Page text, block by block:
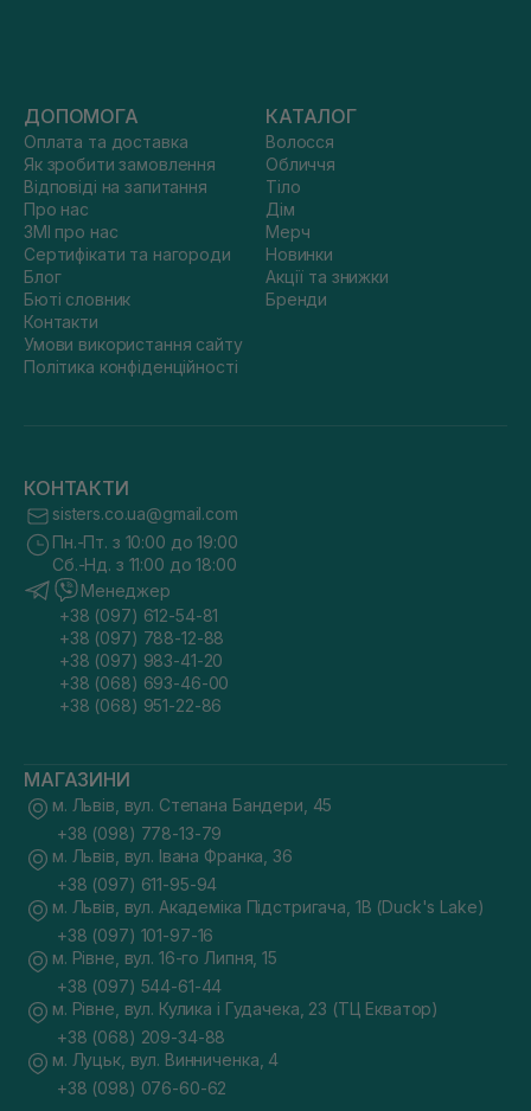
ДОПОМОГА
Оплата та доставка
Як зробити замовлення
Відповіді на запитання
Про нас
ЗМІ про нас
Сертифікати та нагороди
Блог
Бюті словник
Контакти
Умови використання сайту
Політика конфіденційності
КАТАЛОГ
Волосся
Обличчя
Тіло
Дім
Мерч
Новинки
Акції та знижки
Бренди
КОНТАКТИ
sisters.co.ua@gmail.com
Пн.-Пт. з 10:00 до 19:00
Сб.-Нд. з 11:00 до 18:00
Менеджер
+38 (097) 612-54-81
+38 (097) 788-12-88
+38 (097) 983-41-20
+38 (068) 693-46-00
+38 (068) 951-22-86
МАГАЗИНИ
м. Львів, вул. Степана Бандери, 45
+38 (098) 778-13-79
м. Львів, вул. Івана Франка, 36
+38 (097) 611-95-94
м. Львів, вул. Академіка Підстригача, 1В (Duck's Lake)
+38 (097) 101-97-16
м. Рівне, вул. 16-го Липня, 15
+38 (097) 544-61-44
м. Рівне, вул. Кулика і Гудачека, 23 (ТЦ Екватор)
+38 (068) 209-34-88
м. Луцьк, вул. Винниченка, 4
+38 (098) 076-60-62